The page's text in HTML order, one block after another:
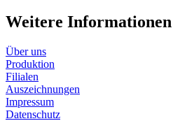
Weitere Informationen
Über uns
Produktion
Filialen
Auszeichnungen
Impressum
Datenschutz